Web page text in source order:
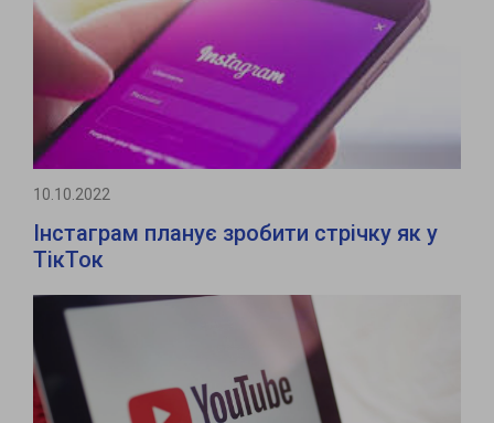
10.10.2022
Інстаграм планує зробити стрічку як у
ТікТок